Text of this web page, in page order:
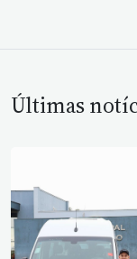
Últimas